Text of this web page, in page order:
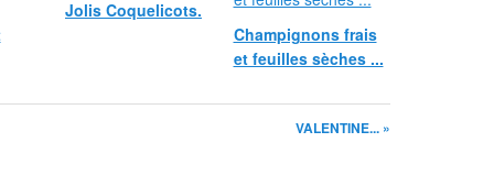
Jolis Coquelicots.
Champignons frais
et feuilles sèches ...
VALENTINE... »